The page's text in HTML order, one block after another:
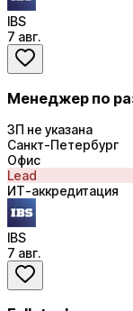
IBS
7 авг.
Менеджер по
ЗП не указана
Санкт-Петербург
Офис
Lead
ИТ-аккредитация
IBS
7 авг.